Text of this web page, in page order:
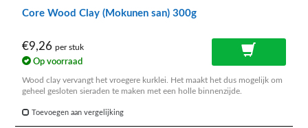
Core Wood Clay (Mokunen san) 300g
€9,26 per stuk
Op voorraad
Wood clay vervangt het vroegere kurklei. Het maakt het dus mogelijk om
geheel gesloten sieraden te maken met een holle binnenzijde.
Toevoegen aan vergelijking